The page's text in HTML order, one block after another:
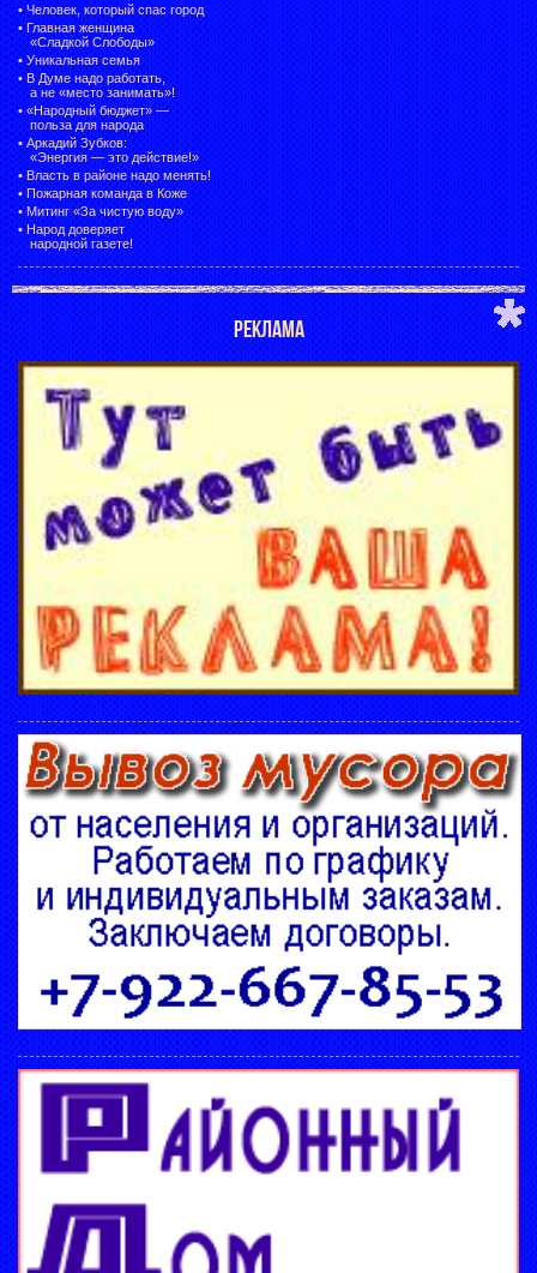
• Человек, который спас город
• Главная женщина
«Сладкой Слободы»
• Уникальная семья
• В Думе надо работать,
а не «место занимать»!
• «Народный бюджет» —
польза для народа
• Аркадий Зубков:
«Энергия — это действие!»
• Власть в районе надо менять!
• Пожарная команда в Коже
• Митинг «За чистую воду»
• Народ доверяет
народной газете!
РЕКЛАМА